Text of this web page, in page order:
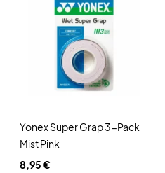
Yonex Super Grap 3-Pack
Mist Pink
8,95 €